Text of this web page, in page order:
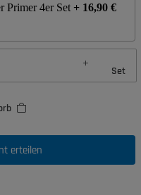
Primer 4er Set + 16,90 €
Set
erteilen